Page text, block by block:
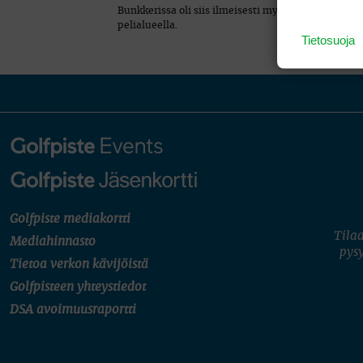
Bunkkerissa oli siis ilmeisesti myös ruohoa ja
pelialueella.
Golfpiste mediakortti
Mediahinnasto
Tietoa verkon kävijöistä
Golfpisteen yhteystiedot
DSA avoimuusraportti
Tietosuoja